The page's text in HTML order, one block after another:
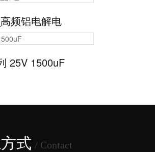
频铝电解电
25V 1500uF
式 / Contact